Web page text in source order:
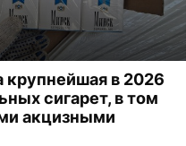
крупнейшая в 2026
сигарет, в том
акцизными